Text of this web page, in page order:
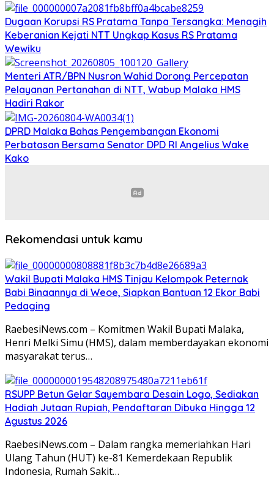
Dugaan Korupsi RS Pratama Tanpa Tersangka: Menagih
Keberanian Kejati NTT Ungkap Kasus RS Pratama
Wewiku
Menteri ATR/BPN Nusron Wahid Dorong Percepatan
Pelayanan Pertanahan di NTT, Wabup Malaka HMS
Hadiri Rakor
DPRD Malaka Bahas Pengembangan Ekonomi
Perbatasan Bersama Senator DPD RI Angelius Wake
Kako
Rekomendasi untuk kamu
Wakil Bupati Malaka HMS Tinjau Kelompok Peternak
Babi Binaannya di Weoe, Siapkan Bantuan 12 Ekor Babi
Pedaging
RaebesiNews.com – Komitmen Wakil Bupati Malaka,
Henri Melki Simu (HMS), dalam memberdayakan ekonomi
masyarakat terus…
RSUPP Betun Gelar Sayembara Desain Logo, Sediakan
Hadiah Jutaan Rupiah, Pendaftaran Dibuka Hingga 12
Agustus 2026
RaebesiNews.com – Dalam rangka memeriahkan Hari
Ulang Tahun (HUT) ke-81 Kemerdekaan Republik
Indonesia, Rumah Sakit…